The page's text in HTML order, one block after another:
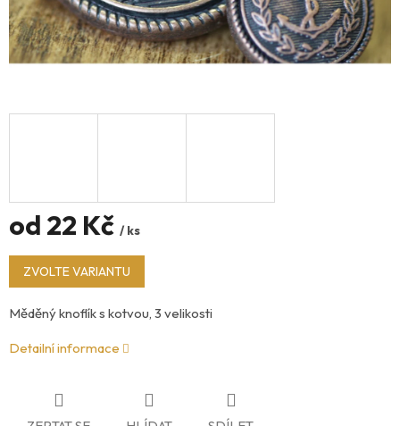
od 22 Kč / ks
Měrná
cena:
ZVOLTE VARIANTU
Měděný knoflík s kotvou, 3 velikosti
Detailní informace